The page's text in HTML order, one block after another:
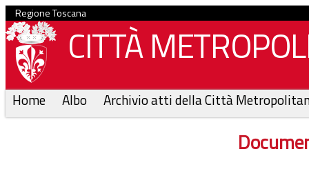
Regione Toscana
CITTÀ
Home Albo Archivio atti della Città